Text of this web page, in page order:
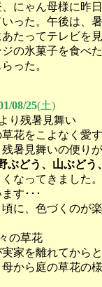
、にゃん母様に昨
いった。午後は、
たってテレビを
ジの氷菓子を食べ
った。
08/25(土)
り残暑見舞い
草花をこよなく愛
残暑見舞いの便りが
ぶどう、山ぶどう
なってきました。
す･･･
頃に、色づくのが
の草花
家を離れてから
母から庭の草花の